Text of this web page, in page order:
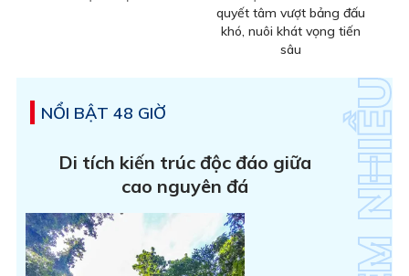
quyết tâm vượt bảng đấu
khó, nuôi khát vọng tiến
sâu
NỔI BẬT 48 GIỜ
Di tích kiến trúc độc đáo giữa
cao nguyên đá